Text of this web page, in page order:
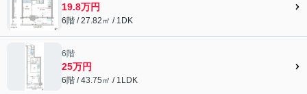
19.8万円
6階 / 27.82㎡ / 1DK
6階
25万円
6階 / 43.75㎡ / 1LDK